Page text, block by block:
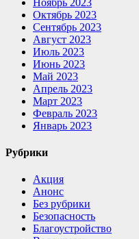
Октябрь 2023
Сентябрь 2023
Август 2023
Июль 2023
Июнь 2023
Май 2023
Апрель 2023
Март 2023
Февраль 2023
Январь 2023
Рубрики
Акция
Анонс
Без рубрики
Безопасность
Благоустройство